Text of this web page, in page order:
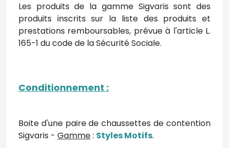
Les produits de la gamme Sigvaris sont des
produits inscrits sur la liste des produits et
prestations remboursables, prévue à l'article L.
165-1 du code de la Sécurité Sociale.
Conditionnement :
Boite d'une paire de chaussettes de contention
Sigvaris - Gamme: Styles Motifs.